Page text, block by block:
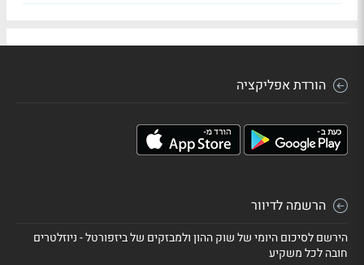
הורדת אפליקציה
הרשמה לדיוור
הירשם לסיכום היומי של שוק ההון ולמבזקים של ביזפורטל - ניוזלטרים
חובה לכל משקיע